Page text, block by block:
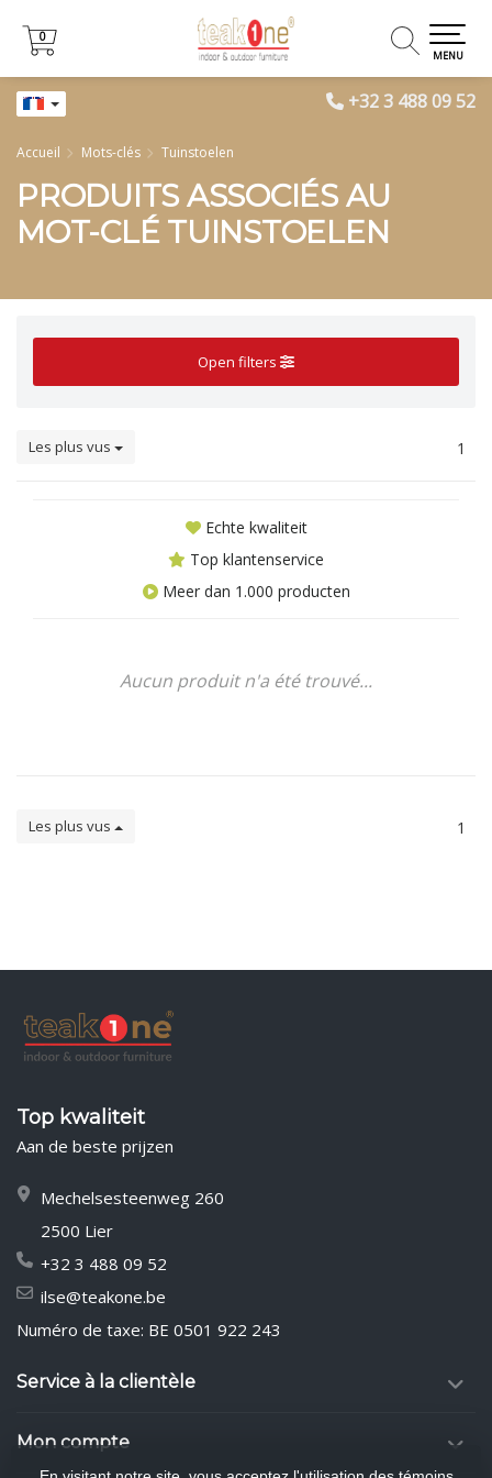
+32 3 488 09 52
0
0
MENU
Accueil Mots-clés Tuinstoelen
PRODUITS ASSOCIÉS AU
MOT-CLÉ TUINSTOELEN
Open filters
Les plus vus 1
Echte kwaliteit
Top klantenservice
Meer dan 1.000 producten
Aucun produit n'a été trouvé...
Les plus vus 1
Top kwaliteit
Aan de beste prijzen
Mechelsesteenweg 260
2500 Lier
+32 3 488 09 52
ilse@teakone.be
Numéro de taxe: BE 0501 922 243
Service à la clientèle
Mon compte